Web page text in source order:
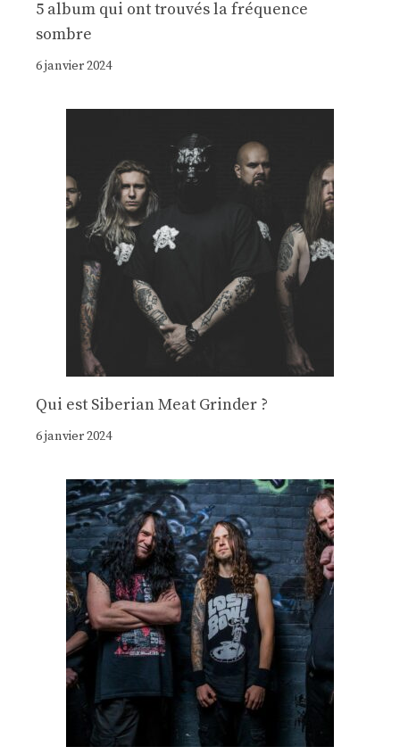
5 album qui ont trouvés la fréquence
sombre
6 janvier 2024
Qui est Siberian Meat Grinder ?
6 janvier 2024